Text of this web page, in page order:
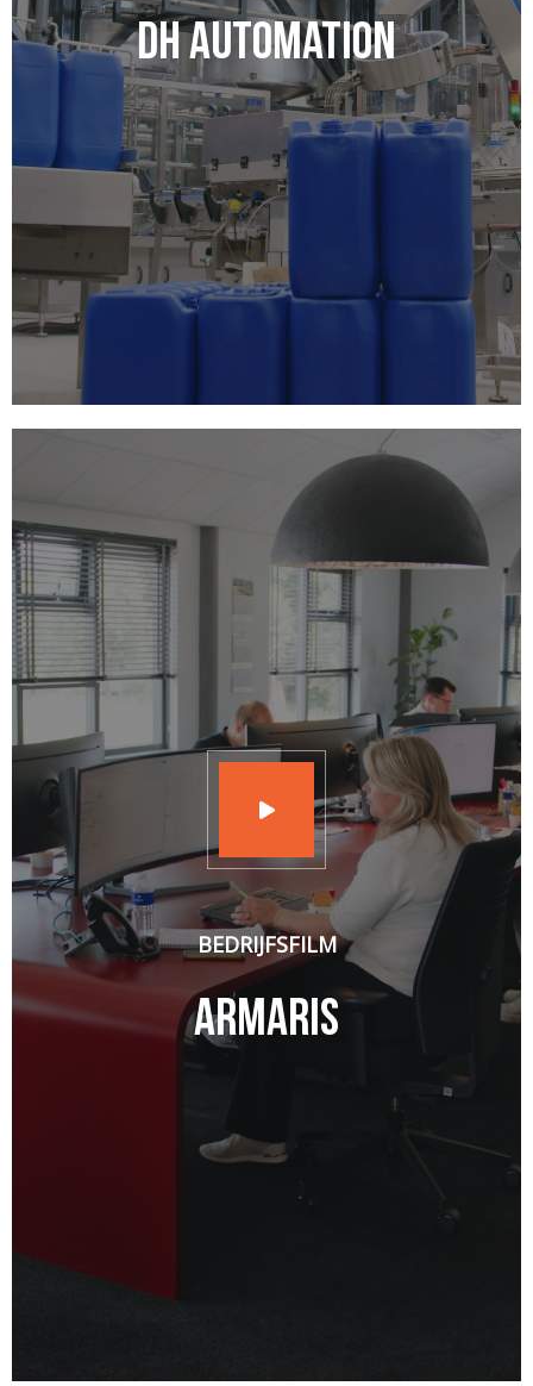
dh automation
BEDRIJFSFILM
Armaris